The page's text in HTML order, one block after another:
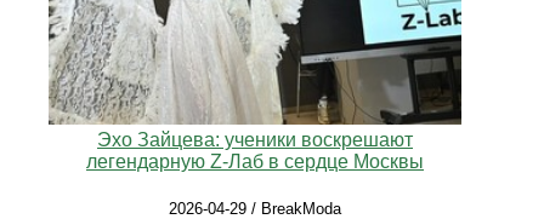
Эхо Зайцева: ученики воскрешают
легендарную Z-Лаб в сердце Москвы
2026-04-29 / BreakModa